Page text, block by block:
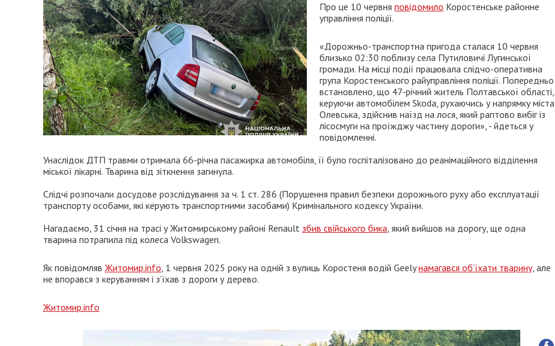
Про це 10 червня повідомило Коростенське районне
управління поліції.
«Дорожньо-транспортна пригода сталася 10 червня
близько 02:30 поблизу села Путиловичі Лугинської
громади. На місці події працювала слідчо-оперативна
група Коростенського райуправління поліції. Попередньо
встановлено, що 47-річний житель Полтавської області,
керуючи автомобілем Skoda, рухаючись у напрямку міста
Олевська, здійснив наїзд на лося, який раптово вибіг із
лісосмуги на проїжджу частину дороги», - йдеться у
повідомленні.
Унаслідок ДТП травми отримала 66-річна пасажирка автомобіля, її було госпіталізовано до реанімаційного відділення
міської лікарні. Тварина від зіткнення загинула.
Слідчі розпочали досудове розслідування за ч. 1 ст. 286 (Порушення правил безпеки дорожнього руху або експлуатації
транспорту особами, які керують транспортними засобами) Кримінального кодексу України.
Нагадаємо, 31 січня на трасі у Житомирському районі Renault збив свійського бика, який вийшов на дорогу, ще одна
тварина потрапила під колеса Volkswagen.
Як повідомляв Житомир.info, 1 червня 2025 року на одній з вулиць Коростеня водій Geelyнамагався об’їхати тварину, але
не впорався з керуванням і з’їхав з дороги у дерево.
Житомир.info